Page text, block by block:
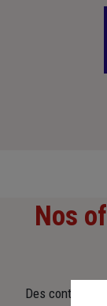
Nos
Des contrats